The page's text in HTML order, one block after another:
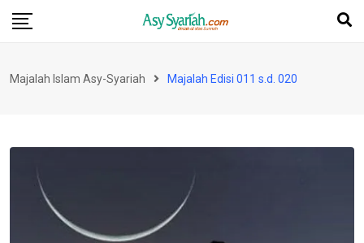
Skip
Majalah Islam Asy-Syariah Majalah Edisi 011 s.d. 020